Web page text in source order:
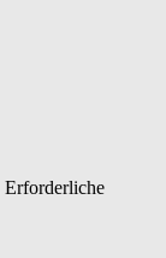
Erforderliche